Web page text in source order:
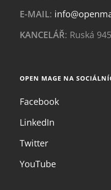
E-MAIL:
KANCELÁŘ: Ruská
OPEN MAGE NA
Facebook
LinkedIn
Twitter
YouTube